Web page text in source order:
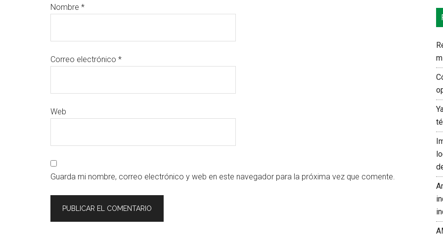
Nombre *
Correo electrónico *
Web
Guarda mi nombre, correo electrónico y web en este navegador para la próxima vez que comente.